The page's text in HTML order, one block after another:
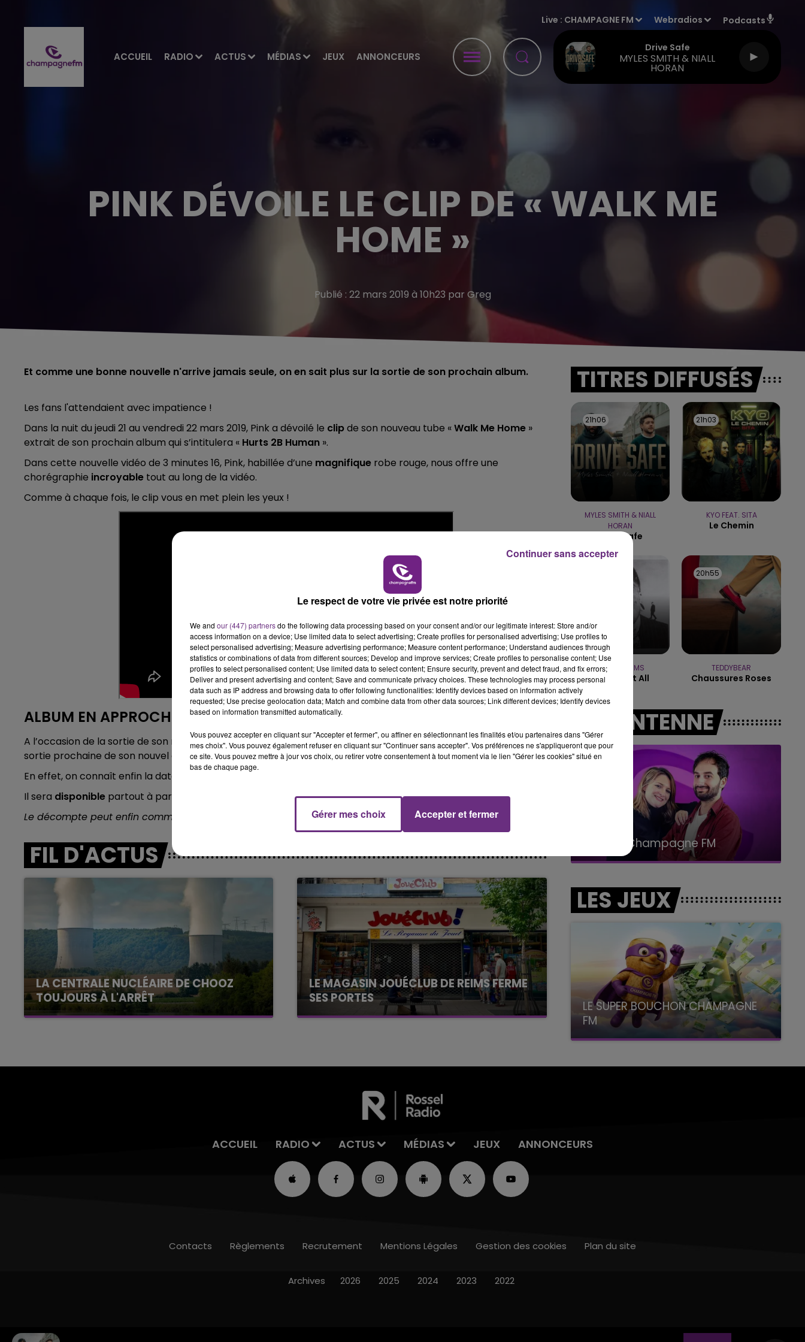
ACCUEIL RADIO ACTUS MÉDIAS JEUX ANNONCEURS
Live : CHAMPAGNE FM Webradios Podcasts
Drive Safe
MYLES SMITH & NIALL
HORAN
10h00 - 14h00
LE TICKET DE CAISSE
14h00 - 15h00
LA RADIO POP
PINK DÉVOILE LE CLIP DE « WALK ME
HOME »
Publié : 22 mars 2019 à 10h23 par Greg
Et comme une bonne nouvelle n'arrive jamais seule, on en sait plus sur la sortie de son prochain album.
Les fans l'attendaient avec impatience !
Dans la nuit du jeudi 21 au vendredi 22 mars 2019, Pink a dévoilé le clipde son nouveau tube «Walk Me Home »
extrait de son prochain album qui s’intitulera « Hurts 2B Human ».
Dans cette nouvelle vidéo de 3 minutes 16, Pink, habillée d’une magnifique robe rouge, nous offre une
chorégraphie incroyable tout au long de la vidéo.
Comme à chaque fois, le clip vous en met plein les yeux !
ALBUM EN APPROCHE
A l’occasion de la sortie de son nouveau clip, l’interprète de « What About Us » en dévoile un peu plus sur la
sortie prochaine de son nouvel album « Hurts 2B Human ».
En effet, on connaît enfin la date de sortie de ce nouvel opus !
Il sera disponible partout à partir du
Le décompte peut enfin commencer !
FIL D'ACTUS
LA CENTRALE NUCLÉAIRE DE CHOOZ
TOUJOURS À L'ARRÊT
Cela fait déjà une semaine que la centrale
LE MAGASIN JOUÉCLUB DE REIMS FERME
SES PORTES
C'était l'une des institutions du centre-ville
TITRES DIFFUSÉS
21h06
21h06
MYLES SMITH & NIALL
HORAN
Drive Safe
21h03
21h03
KYO FEAT. SITA
Le Chemin
TEDDY SWIMS
Mr Know It All
20h55
20h55
TEDDYBEAR
Chaussures Roses
A L'ANTENNE
LE TICKET DE CAISSE
14h00 - 15h00
Le Club Champagne FM
LES JEUX
LE SUPER BOUCHON CHAMPAGNE
FM
avec La Famille Champagne FM, à 8H10
ACCUEIL RADIO ACTUS MÉDIAS JEUX ANNONCEURS
Contacts Règlements Recrutement Mentions Légales Gestion des cookies Plan du site
Archives 2026 2025 2024 2023 2022
Le respect de votre vie privée est notre priorité
We and our (447) partnersdo the following data processing based on your consent and/or our legitimate interest: Store and/or
access information on a device; Use limited data to select advertising; Create profiles for personalised advertising; Use profiles to
select personalised advertising; Measure advertising performance; Measure content performance; Understand audiences through
statistics or combinations of data from different sources; Develop and improve services; Create profiles to personalise content; Use
profiles to select personalised content; Use limited data to select content; Ensure security, prevent and detect fraud, and fix errors;
Deliver and present advertising and content; Save and communicate privacy choices. These technologies may process personal
data such as IP address and browsing data to offer following functionalities: Identify devices based on information actively
requested; Use precise geolocation data; Match and combine data from other data sources; Link different devices; Identify devices
based on information transmitted automatically.
Vous pouvez accepter en cliquant sur "Accepter et fermer", ou affiner en sélectionnant les finalités et/ou partenaires dans "Gérer
mes choix". Vous pouvez également refuser en cliquant sur "Continuer sans accepter". Vos préférences ne s'appliqueront que pour
ce site. Vous pouvez mettre à jour vos choix, ou retirer votre consentement à tout moment via le lien "Gérer les cookies" situé en
bas de chaque page.
Gérer mes choix Accepter et fermer
Continuer sans accepter